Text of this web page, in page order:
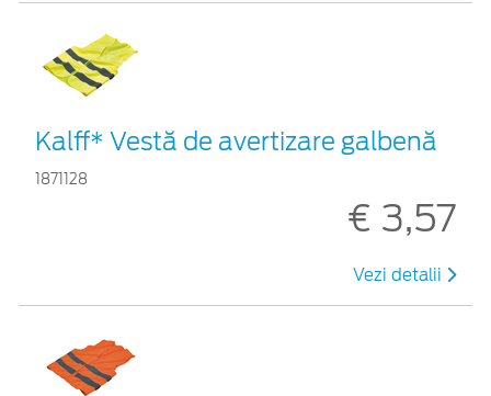
Kalff* Vestă de avertizare galbenă
1871128
€ 3,57
Vezi detalii